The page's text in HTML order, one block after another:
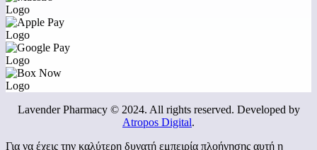
Lavender Pharmacy © 2024. All rights reserved. Developed by
Atropos Digital.
Για να έχεις την καλύτερη δυνατή εμπειρία πλοήγησης αυτή η